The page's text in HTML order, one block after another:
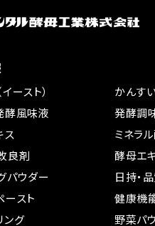
ースト）
酵風味液
ス
良剤
パウダー
ースト
ング
かんす
発酵調
ミネラ
酵母エキ
日持・
健康機
野菜パ